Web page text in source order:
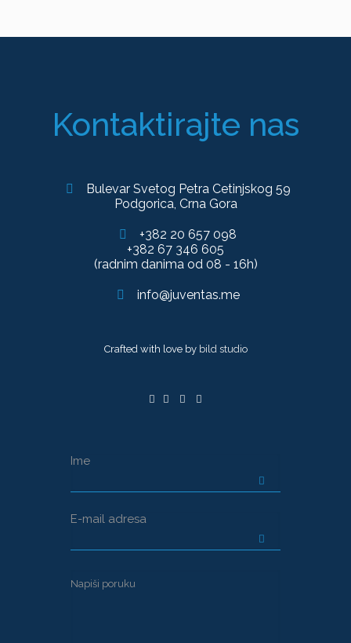
Kontaktirajte nas
Bulevar Svetog Petra Cetinjskog 59
Podgorica, Crna Gora
+382 20 657 098
+382 67 346 605
(radnim danima od 08 - 16h)
info@juventas.me
Crafted with love by bild studio